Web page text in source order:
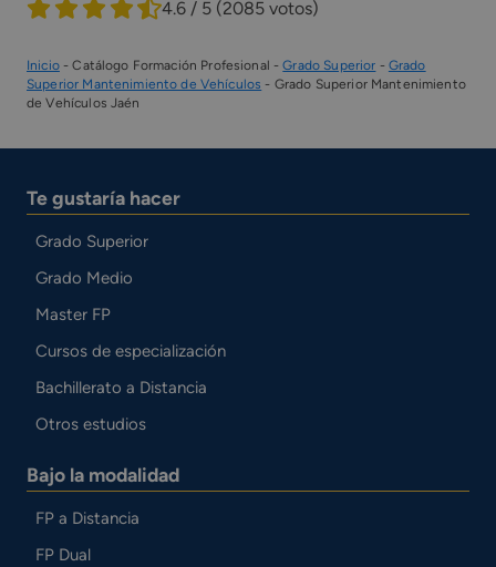
4.6 / 5 (2085 votos)
Inicio-Catálogo Formación Profesional -Grado Superior - Grado
Superior Mantenimiento de Vehículos - Grado Superior Mantenimiento
de Vehículos Jaén
Te gustaría hacer
Grado Superior
Grado Medio
Master FP
Cursos de especialización
Bachillerato a Distancia
Otros estudios
Bajo la modalidad
FP a Distancia
FP Dual